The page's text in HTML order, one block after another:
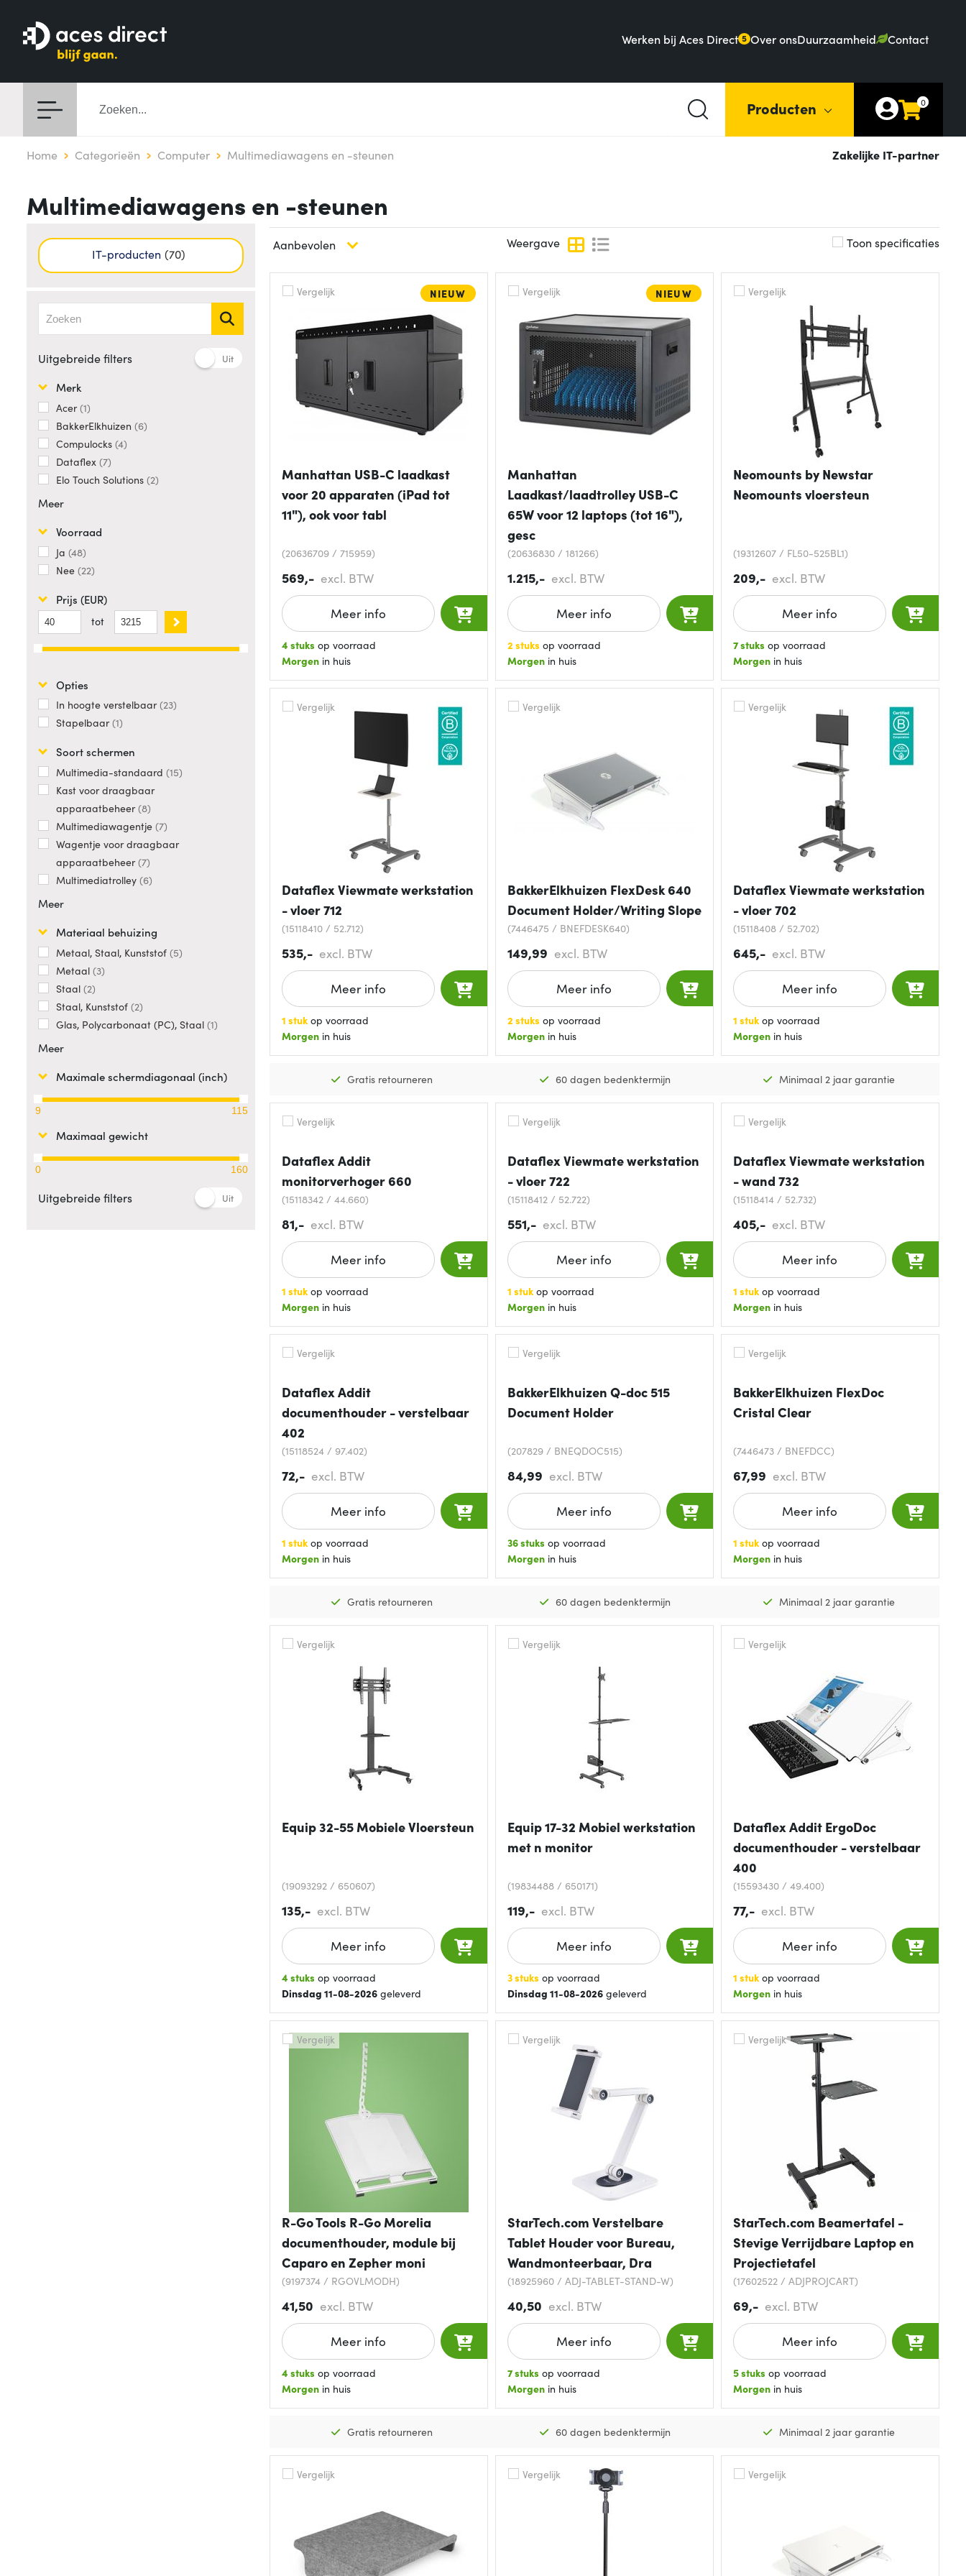
Werken bij Aces Direct 5 Over onsDuurzaamheid Contact
Producten 0
Home Categorieën Computer Multimediawagens en -steunen Zakelijke IT-partner
Multimediawagens en -steunen
IT-producten 70
Uit
Uitgebreide filters
Merk
Acer 1
BakkerElkhuizen 6
Compulocks 4
Dataflex 7
Elo Touch Solutions 2
Meer
Voorraad
Ja 48
Nee 22
Prijs (EUR)
tot
Opties
In hoogte verstelbaar 23
Stapelbaar 1
Soort schermen
Multimedia-standaard 15
Kast voor draagbaar
apparaatbeheer 8
Multimediawagentje 7
Wagentje voor draagbaar
apparaatbeheer 7
Multimediatrolley 6
Meer
Materiaal behuizing
Metaal, Staal, Kunststof 5
Metaal 3
Staal 2
Staal, Kunststof 2
Glas, Polycarbonaat (PC), Staal 1
Meer
Maximale schermdiagonaal (inch)
9 115
Maximaal gewicht
0 160
Uit
Uitgebreide filters
Weergave Toon specificaties
Vergelijk NIEUW
Manhattan USB-C laadkast
voor 20 apparaten (iPad tot
11"), ook voor tabl
(20636709 / 715959)
569,- excl. BTW
Meer info
4 stuks op voorraad
Morgenin huis
Vergelijk NIEUW
Manhattan
Laadkast/laadtrolley USB-C
65W voor 12 laptops (tot 16"),
gesc
(20636830 / 181266)
1.215,- excl. BTW
Meer info
2 stuks op voorraad
Morgenin huis
Vergelijk
Neomounts by Newstar
Neomounts vloersteun
(19312607 / FL50-525BL1)
209,- excl. BTW
Meer info
7 stuks op voorraad
Morgenin huis
Vergelijk
Dataflex Viewmate werkstation
- vloer 712
(15118410 / 52.712)
535,- excl. BTW
Meer info
1 stukop voorraad
Morgenin huis
Vergelijk
BakkerElkhuizen FlexDesk 640
Document Holder/Writing Slope
(7446475 / BNEFDESK640)
149,99 excl. BTW
Meer info
2 stuks op voorraad
Morgenin huis
Vergelijk
Dataflex Viewmate werkstation
- vloer 702
(15118408 / 52.702)
645,- excl. BTW
Meer info
1 stukop voorraad
Morgenin huis
Gratis retourneren 60 dagen bedenktermijn Minimaal 2 jaar garantie
Vergelijk
Dataflex Addit
monitorverhoger 660
(15118342 / 44.660)
81,- excl. BTW
Meer info
1 stukop voorraad
Morgenin huis
Vergelijk
Dataflex Viewmate werkstation
- vloer 722
(15118412 / 52.722)
551,- excl. BTW
Meer info
1 stukop voorraad
Morgenin huis
Vergelijk
Dataflex Viewmate werkstation
- wand 732
(15118414 / 52.732)
405,- excl. BTW
Meer info
1 stukop voorraad
Morgenin huis
Vergelijk
Dataflex Addit
documenthouder - verstelbaar
402
(15118524 / 97.402)
72,- excl. BTW
Meer info
1 stukop voorraad
Morgenin huis
Vergelijk
BakkerElkhuizen Q-doc 515
Document Holder
(207829 / BNEQDOC515)
84,99 excl. BTW
Meer info
36 stuks op voorraad
Morgenin huis
Vergelijk
BakkerElkhuizen FlexDoc
Cristal Clear
(7446473 / BNEFDCC)
67,99 excl. BTW
Meer info
1 stukop voorraad
Morgenin huis
Gratis retourneren 60 dagen bedenktermijn Minimaal 2 jaar garantie
Vergelijk
Equip 32-55 Mobiele Vloersteun
(19093292 / 650607)
135,- excl. BTW
Meer info
4 stuks op voorraad
Dinsdag 11-08-2026geleverd
Vergelijk
Equip 17-32 Mobiel werkstation
met n monitor
(19834488 / 650171)
119,- excl. BTW
Meer info
3 stuks op voorraad
Dinsdag 11-08-2026geleverd
Vergelijk
Dataflex Addit ErgoDoc
documenthouder - verstelbaar
400
(15593430 / 49.400)
77,- excl. BTW
Meer info
1 stukop voorraad
Morgenin huis
Vergelijk
R-Go Tools R-Go Morelia
documenthouder, module bij
Caparo en Zepher moni
(9197374 / RGOVLMODH)
41,50 excl. BTW
Meer info
4 stuks op voorraad
Morgenin huis
Vergelijk
StarTech.com Verstelbare
Tablet Houder voor Bureau,
Wandmonteerbaar, Dra
(18925960 / ADJ-TABLET-STAND-W)
40,50 excl. BTW
Meer info
7 stuks op voorraad
Morgenin huis
Vergelijk
StarTech.com Beamertafel -
Stevige Verrijdbare Laptop en
Projectietafel
(17602522 / ADJPROJCART)
69,- excl. BTW
Meer info
5 stuks op voorraad
Morgenin huis
Gratis retourneren 60 dagen bedenktermijn Minimaal 2 jaar garantie
Vergelijk Vergelijk Vergelijk